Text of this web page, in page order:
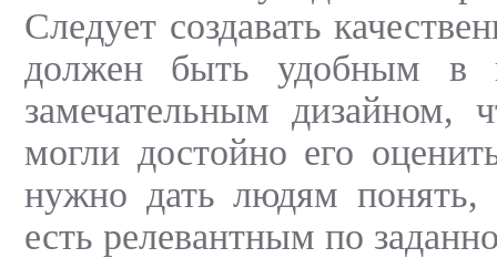
Следует создавать
должен быть удобным в
замечательным дизайном,
могли достойно его
нужно дать людям понять,
есть релевантным по